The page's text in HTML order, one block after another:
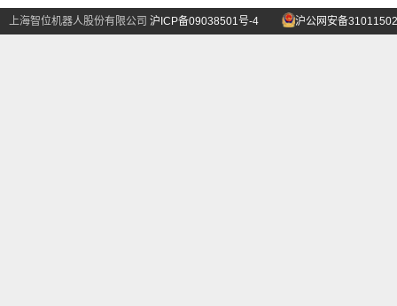
上海智位机器人股份有限公司 沪ICP备09038501号-4 沪公网安备